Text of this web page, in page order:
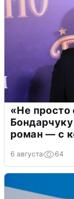
«Не просто
роман — с
6 августа 64